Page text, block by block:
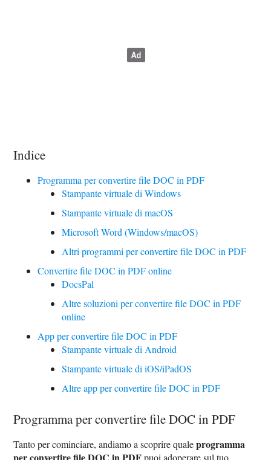
Indice
Programma per convertire file DOC in PDF
Stampante virtuale di Windows
Stampante virtuale di macOS
Microsoft Word (Windows/macOS)
Altri programmi per convertire file DOC in PDF
Convertire file DOC in PDF online
DocsPal
Altre soluzioni per convertire file DOC in PDF
online
App per convertire file DOC in PDF
Stampante virtuale di Android
Stampante virtuale di iOS/iPadOS
Altre app per convertire file DOC in PDF
Programma per convertire file DOC in PDF
Tanto per cominciare, andiamo a scoprire qualeprogramma
puoi adoperare sul tuo